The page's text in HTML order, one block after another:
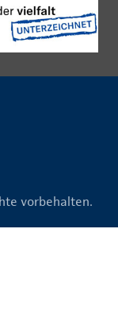
vorbehalten.